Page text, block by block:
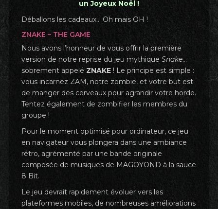
un Joyeux Noël !
Déballons les cadeaux… Oh mais OH !
ZNAKE – THE GAME
Nous avons l’honneur de vous offrir la première
version de notre reprise du jeu mythique Snake…
sobrement appelé ZNAKE ! Le principe est simple :
vous incarnez ZAM, notre zombie, et votre but est
de manger des cerveaux pour agrandir votre horde.
Tentez également de zombifier les membres du
groupe !
Pour le moment optimisé pour ordinateur, ce jeu
en navigateur vous plongera dans une ambiance
rétro, agrémenté par une bande originale
composée de musiques de MAGOYOND à la sauce
8 Bit.
Le jeu devrait rapidement évoluer vers les
plateformes mobiles, de nombreuses améliorations